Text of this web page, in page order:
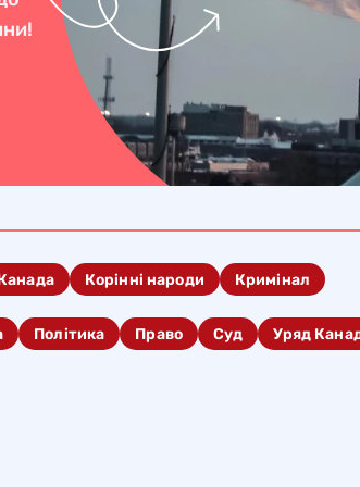
Корінні народи Кримінал
Політика Право Суд Уряд